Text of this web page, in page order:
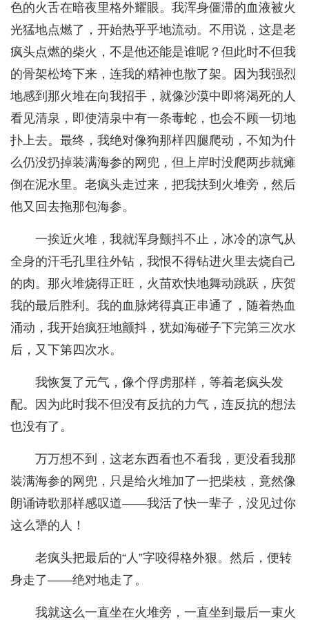
色的火舌在暗夜里格外耀眼。我浑身僵滞的血液被火
光猛地点燃了，开始热乎乎地流动。不用说，这是老
疯头点燃的柴火，不是他还能是谁呢？但此时不但我
的骨架松垮下来，连我的精神也散了架。因为我强烈
地感到那火堆在向我招手，就像沙漠中即将渴死的人
看见清泉，即使清泉中有一条毒蛇，也会不顾一切地
扑上去。最终，我绝对像狗那样四腿爬动，不知为什
么仍没扔掉装满海参的网兜，但上岸时没爬两步就瘫
倒在泥水里。老疯头走过来，把我扶到火堆旁，然后
他又回去拖那包海参。
一挨近火堆，我就浑身颤抖不止，冰冷的凉气从
全身的汗毛孔里往外钻，我恨不得钻进火里去烧自己
的肉。那火堆烧得正旺，火苗欢快地舞动跳跃，庆贺
我的最后胜利。我的血脉烤得真正串通了，随着热血
涌动，我开始疯狂地颤抖，犹如海碰子下完第三次水
后，又下第四次水。
我恢复了元气，像个俘虏那样，等着老疯头发
配。因为此时我不但没有反抗的力气，连反抗的想法
也没有了。
万万想不到，这老东西看也不看我，更没看我那
装满海参的网兜，只是给火堆加了一把柴枝，竟然像
朗诵诗歌那样感叹道——我活了快一辈子，没见过你
这么犟的人！
老疯头把最后的“人”字咬得格外狠。然后，便转
身走了——绝对地走了。
我就这么一直坐在火堆旁，一直坐到最后一束火